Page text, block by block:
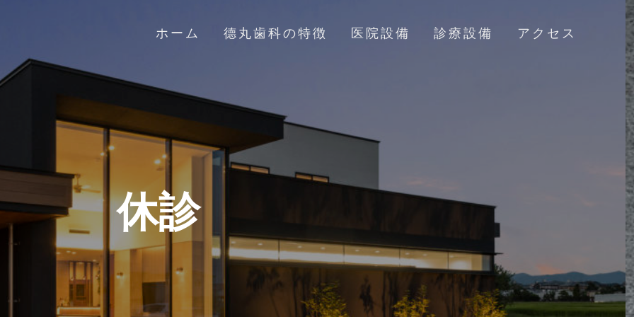
ホーム 德丸歯科の特徴 医院設備 診療設備 アクセス
休診